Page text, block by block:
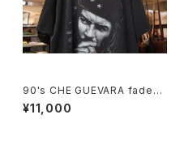
90's CHE GUEVARA fade-b
lack cotton photo print Te
e
¥11,000